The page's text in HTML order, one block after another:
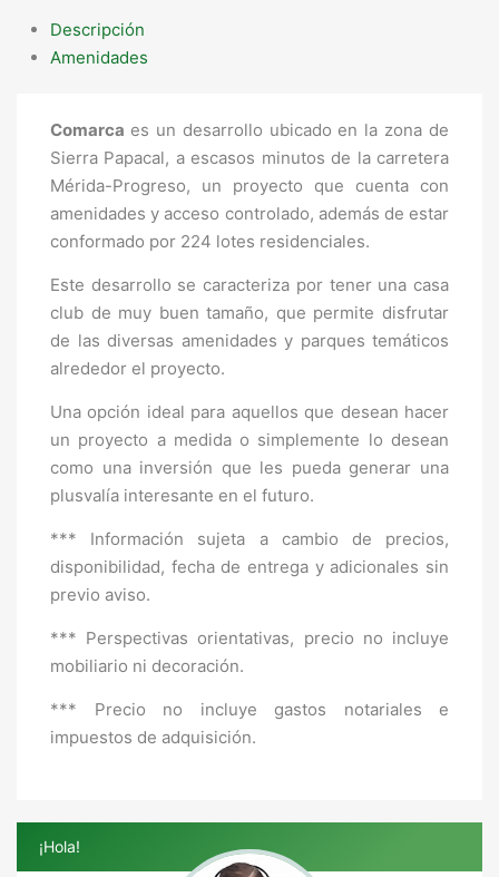
Descripción
Amenidades
Comarca es un desarrollo ubicado en la zona de
Sierra Papacal, a escasos minutos de la carretera
Mérida-Progreso, un proyecto que cuenta con
amenidades y acceso controlado, además de estar
conformado por 224 lotes residenciales.
Este desarrollo se caracteriza por tener una casa
club de muy buen tamaño, que permite disfrutar
de las diversas amenidades y parques temáticos
alrededor el proyecto.
Una opción ideal para aquellos que desean hacer
un proyecto a medida o simplemente lo desean
como una inversión que les pueda generar una
plusvalía interesante en el futuro.
*** Información sujeta a cambio de precios,
disponibilidad, fecha de entrega y adicionales sin
previo aviso.
*** Perspectivas orientativas, precio no incluye
mobiliario ni decoración.
*** Precio no incluye gastos notariales e
impuestos de adquisición.
¡Hola!